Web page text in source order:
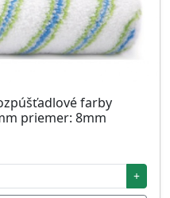
farby
priemer: 8mm
+